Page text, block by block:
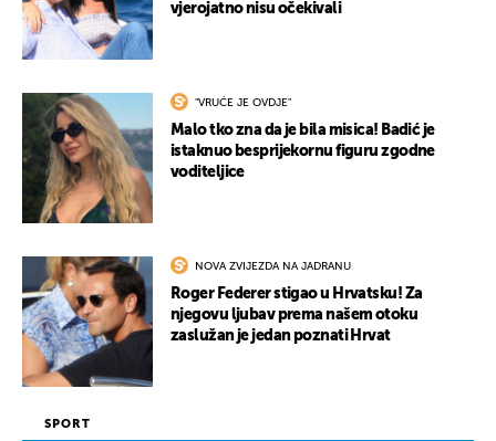
vjerojatno nisu očekivali
"VRUĆE JE OVDJE"
Malo tko zna da je bila misica! Badić je
istaknuo besprijekornu figuru zgodne
voditeljice
NOVA ZVIJEZDA NA JADRANU
Roger Federer stigao u Hrvatsku! Za
njegovu ljubav prema našem otoku
zaslužan je jedan poznati Hrvat
SPORT